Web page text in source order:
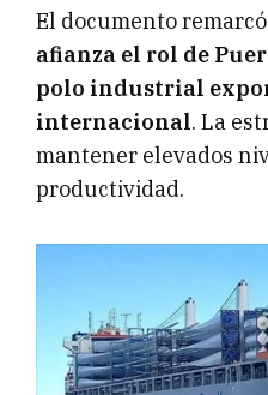
El documento
afianza el rol de
polo industrial
internacional. La
mantener elevados
productividad.